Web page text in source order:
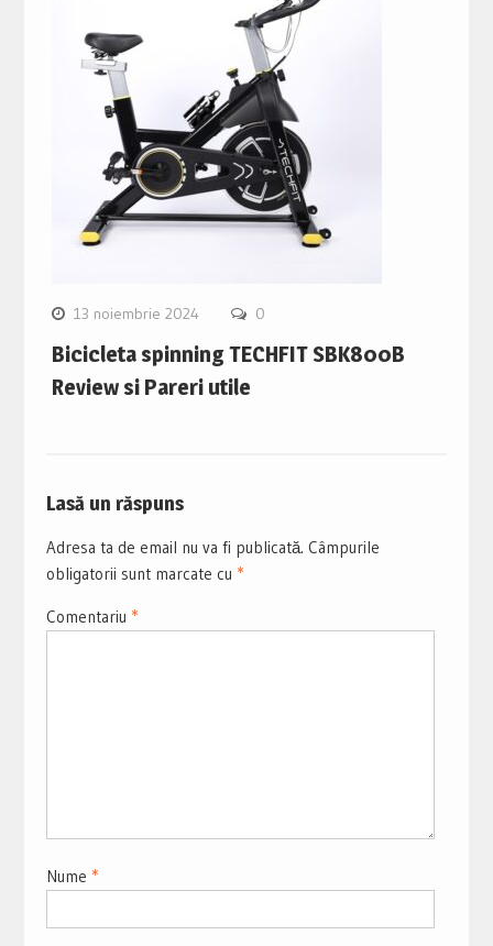
13 noiembrie 2024 0
Bicicleta spinning TECHFIT SBK800B
Review si Pareri utile
Lasă un răspuns
Adresa ta de email nu va fi publicată. Câmpurile
obligatorii sunt marcate cu *
Comentariu *
Nume *